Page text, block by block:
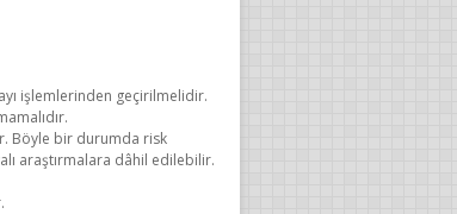
işlemlerinden geçirilmelidir.
Böyle bir durumda risk
araştırmalara dâhil edilebilir.